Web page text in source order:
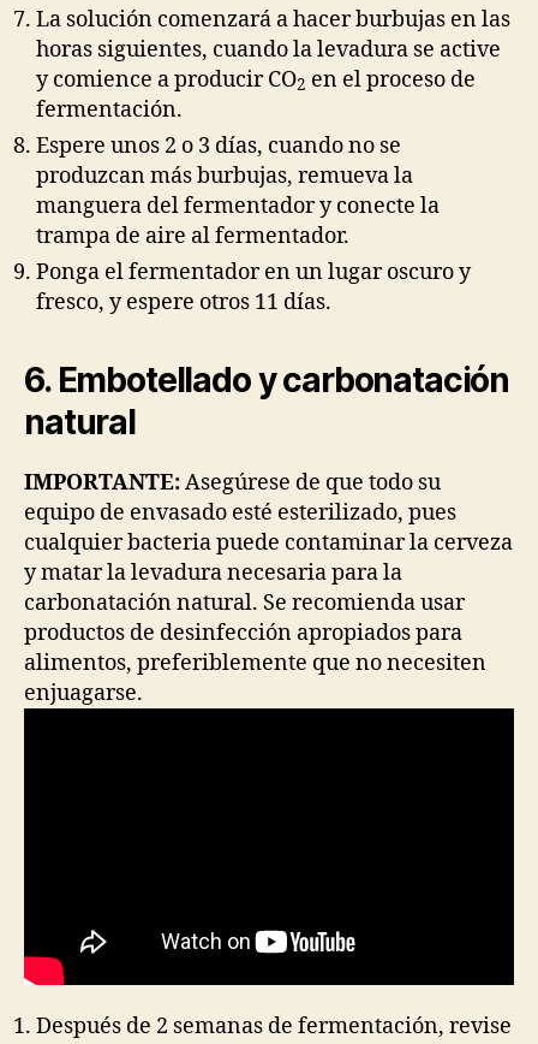
La solución comenzará a hacer burbujas en las
horas siguientes, cuando la levadura se active
y comience a producir CO2 en el proceso de
fermentación.
Espere unos 2 o 3 días, cuando no se
produzcan más burbujas, remueva la
manguera del fermentador y conecte la
trampa de aire al fermentador.
Ponga el fermentador en un lugar oscuro y
fresco, y espere otros 11 días.
6. Embotellado y carbonatación
natural
IMPORTANTE:Asegúrese de que todo su
equipo de envasado esté esterilizado, pues
cualquier bacteria puede contaminar la cerveza
y matar la levadura necesaria para la
carbonatación natural. Se recomienda usar
productos de desinfección apropiados para
alimentos, preferiblemente que no necesiten
enjuagarse.
Después de 2 semanas de fermentación, revise